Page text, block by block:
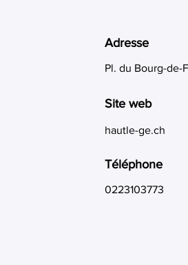
Adresse
Pl. du Bourg-de-
Site web
hautle-ge.ch
Téléphone
0223103773